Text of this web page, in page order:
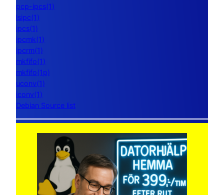
pcp-ipcs(1)
lsipc(1)
ipcs(1)
ipcmk(1)
ipcrm(1)
mkfifo(1)
mkfifo(1p)
uconv(1)
iconv(1)
Debian Source list